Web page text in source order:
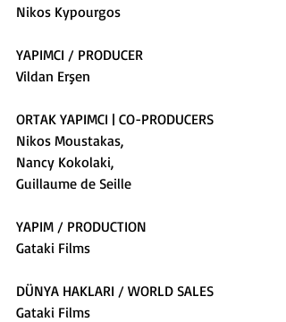
Nikos Kypourgos
YAPIMCI / PRODUCER
Vildan Erşen
ORTAK YAPIMCI | CO-PRODUCERS
Nikos Moustakas,
Nancy Kokolaki,
Guillaume de Seille
YAPIM / PRODUCTION
Gataki Films
DÜNYA HAKLARI / WORLD SALES
Gataki Films